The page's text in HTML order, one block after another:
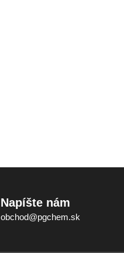
Napíšte nám
obchod@pgchem.sk